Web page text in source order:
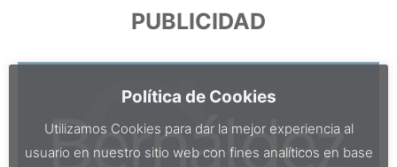
PUBLICIDAD
Política de Cookies
Utilizamos Cookies para dar la mejor experiencia al
usuario en nuestro sitio web con fines analíticos en base